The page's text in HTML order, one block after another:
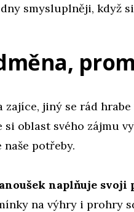
smysluplněji, když
zajíce, jiný se rád
si oblast svého zájmu
potřeby.
naplňuje svoji
na výhry i prohry